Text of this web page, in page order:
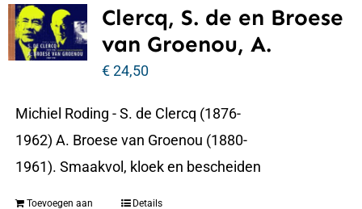
Clercq, S. de en Broese
van Groenou, A.
€24,50
Michiel Roding - S. de Clercq (1876-
1962) A. Broese van Groenou (1880-
1961). Smaakvol, kloek en bescheiden
Toevoegen aan
Details